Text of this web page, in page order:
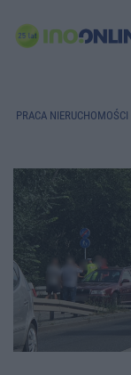
PRACA NIERUCHOMOŚCI